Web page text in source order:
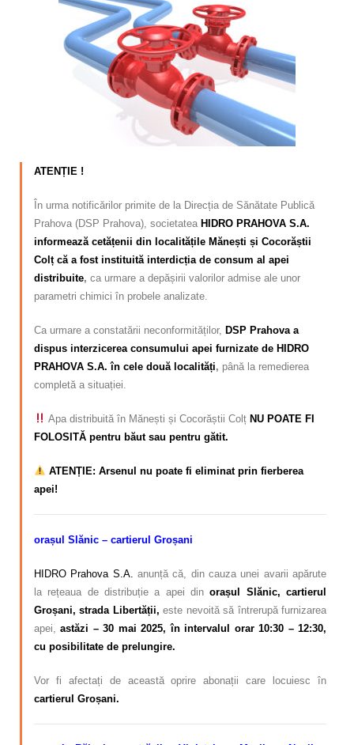
Calitatea apei
Comunicare
ATENȚIE !
În urma notificărilor primite de la Direcția de Sănătate Publică
Prahova (DSP Prahova), societatea HIDRO PRAHOVA S.A.
informează cetățenii din localitățile Mănești și Cocorăștii
Colț că a fost instituită interdicția de consum al apei
distribuite, ca urmare a depășirii valorilor admise ale unor
parametri chimici în probele analizate.
Ca urmare a constatării neconformităților, DSP Prahova a
dispus interzicerea consumului apei furnizate de HIDRO
PRAHOVA S.A. în cele două localități, până la remedierea
completă a situației.
Apa distribuită în Mănești și Cocorăștii Colț NU POATE FI
FOLOSITĂ pentru băut sau pentru gătit.
ATENȚIE: Arsenul nu poate fi eliminat prin fierberea
apei!
orașul Slănic – cartierul Groșani
HIDRO Prahova S.A. anunță că, din cauza unei avarii apărute
la rețeaua de distribuție a apei din orașul Slănic, cartierul
Groșani, strada Libertății,este nevoită să întrerupă furnizarea
apei,astăzi – 30 mai 2025, în intervalul orar 10:30 – 12:30,
cu posibilitate de prelungire.
Vor fi afectați de această oprire abonații care locuiesc în
cartierul Groșani.